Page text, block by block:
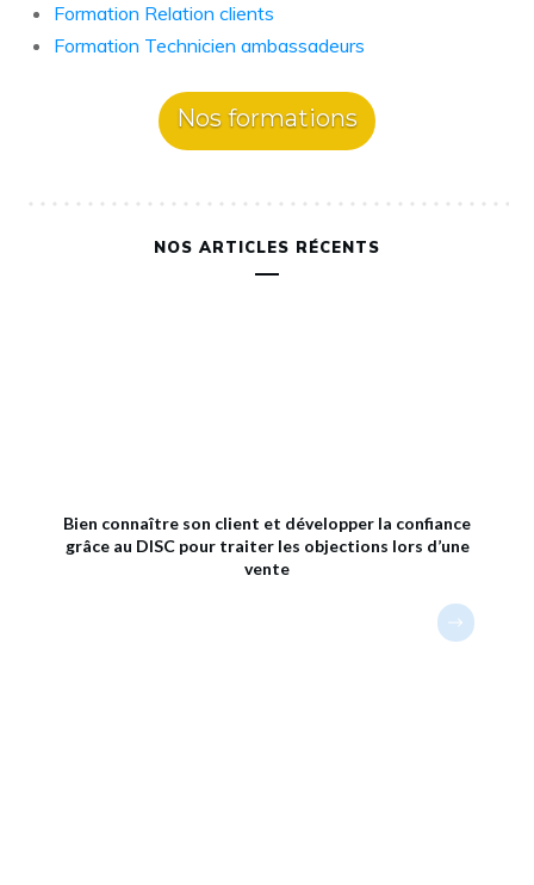
Formation Relation clients
Formation Technicien ambassadeurs
Nos formations
NOS ARTICLES RÉCENTS
Bien connaître son client et développer la confiance
grâce au DISC pour traiter les objections lors d’une
vente